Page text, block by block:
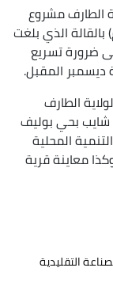
مشروع
"المرجان" (4 نجوم) بالقالة الذي بلغت
ضرورة تسريع
المقبل.
الطارف
بحي بوليف
المحلية
معاينة قرية
التقليدية